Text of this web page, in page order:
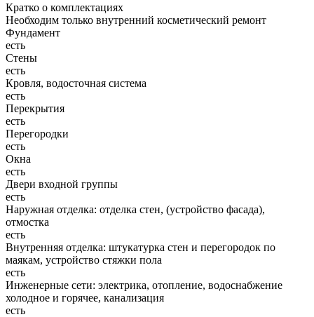
Кратко о комплектациях
Необходим только внутренний косметический ремонт
Фундамент
есть
Стены
есть
Кровля, водосточная система
есть
Перекрытия
есть
Перегородки
есть
Окна
есть
Двери входной группы
есть
Наружная отделка: отделка стен, (устройство фасада),
отмостка
есть
Внутренняя отделка: штукатурка стен и перегородок по
маякам, устройство стяжки пола
есть
Инженерные сети: электрика, отопление, водоснабжение
холодное и горячее, канализация
есть